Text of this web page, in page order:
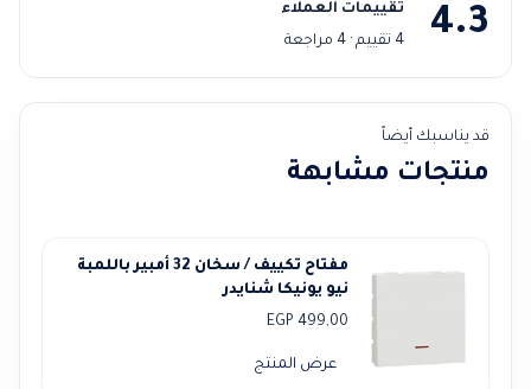
4.3
تقييمات العملاء
4 تقييم · 4 مراجعة
قد يناسبك أيضاً
منتجات مشابهة
مفتاح تكييف / سخان 32 أمبير باللمبة
نيو يونيكا شنايدر
499,00
EGP
عرض المنتج